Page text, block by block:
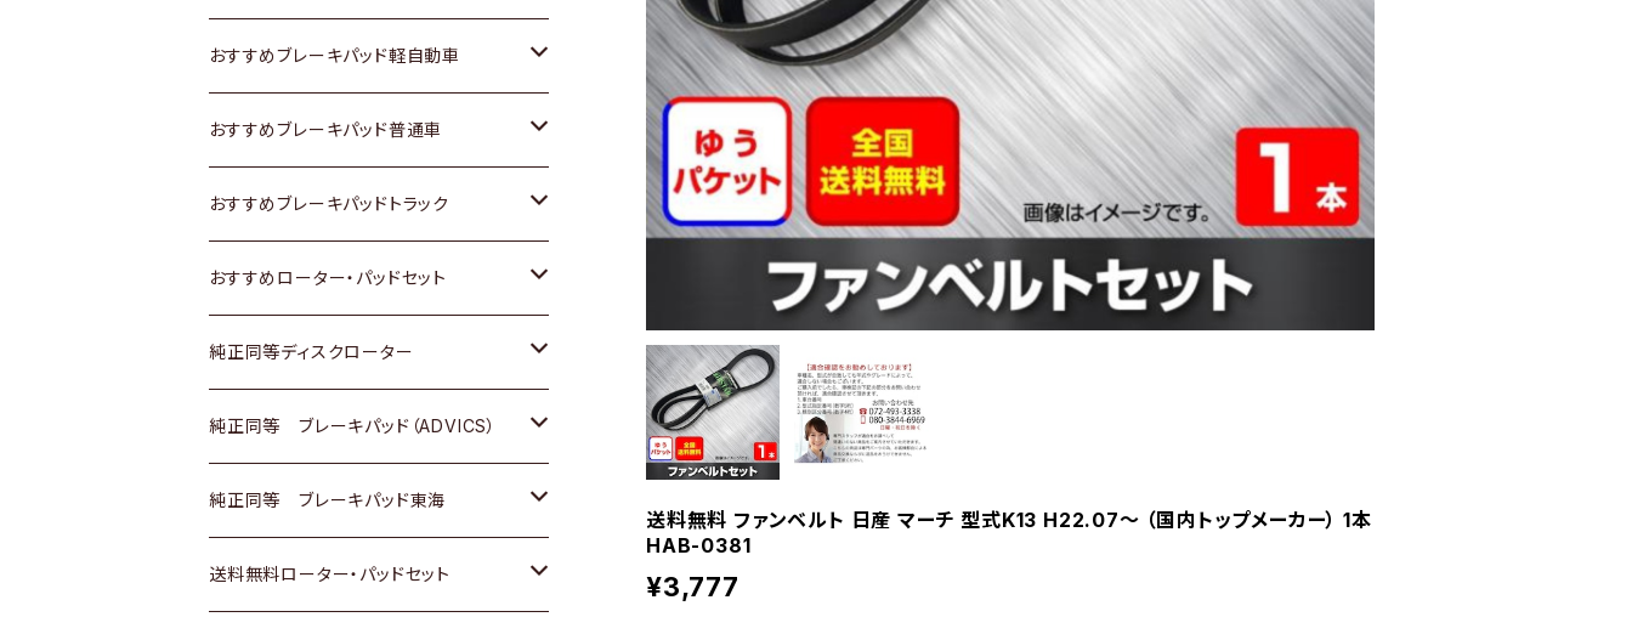
送料無料 ファンベルト 日産 マーチ 型式K13 H22.07～ （国内トップメーカー） 1本
HAB-0381
¥3,777
スズキ
日産
いすゞ
ダイハツ
マツダ
三菱
スバル
日野
ホンダ
スズキ
日産
いすゞ
ダイハツ
マツダ
三菱
日野
トヨタ
スズキ
日産
いすゞ
ダイハツ
三菱
日野
三菱ふそう
おすすめブレーキパッド軽自動車
トヨタ
ホンダ
スズキ
日産
ダイハツ
マツダ
三菱
おすすめブレーキパッド普通車
トヨタ
ホンダ
スズキ
日産
いすゞ
ダイハツ
おすすめブレーキパッドトラック
トヨタ
日産
いすゞ
ダイハツ
マツダ
おすすめローター・パッドセット
トヨタ
ホンダ
スズキ
日産
純正同等ディスクローター
トヨタ
ホンダ
スズキ
純正同等 ブレーキパッド（ADVICS）
トヨタ
ホンダ
純正同等 ブレーキパッド東海
トヨタ
送料無料ローター・パッドセット